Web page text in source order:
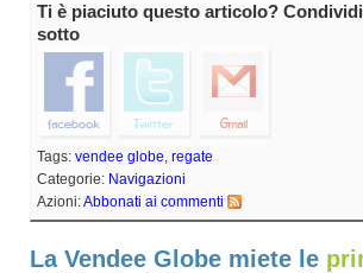
Ti è piaciuto questo articolo?
sotto
Tags: vendee globe regate
Categorie: Navigazioni
Azioni:Abbonati ai commenti
La Vendee Globe miete le